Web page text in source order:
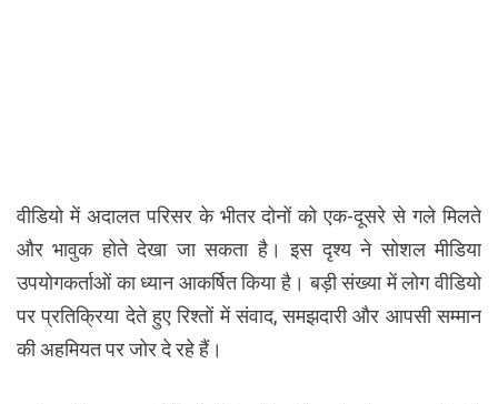
वीडियो में अदालत परिसर के भीतर दोनों को एक-दूसरे से गले मिलते
और भावुक होते देखा जा सकता है। इस दृश्य ने सोशल मीडिया
उपयोगकर्ताओं का ध्यान आकर्षित किया है। बड़ी संख्या में लोग वीडियो
पर प्रतिक्रिया देते हुए रिश्तों में संवाद, समझदारी और आपसी सम्मान
की अहमियत पर जोर दे रहे हैं।